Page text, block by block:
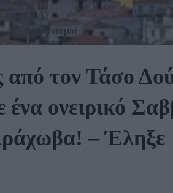
Διαγωνισμοί
από τον Τάσο
ένα ονειρικό
– Έληξε